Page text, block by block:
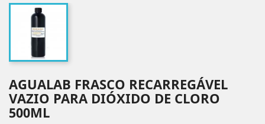
AGUALAB FRASCO RECARREGÁVEL
VAZIO PARA DIÓXIDO DE CLORO
500ML